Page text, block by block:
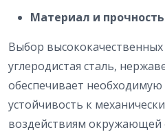
Материал и
Выбор
углеродистая сталь,
обеспечивает
устойчивость к
воздействиям окружающей